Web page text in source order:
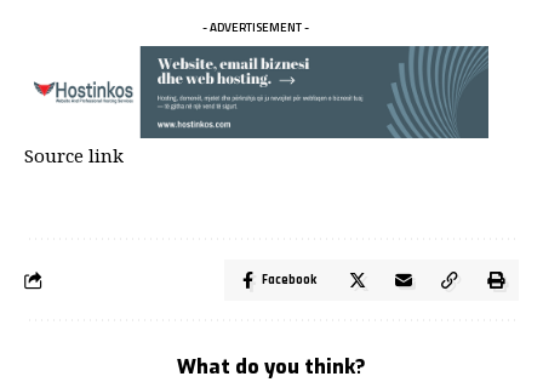
- ADVERTISEMENT -
Source link
Facebook
What do you think?